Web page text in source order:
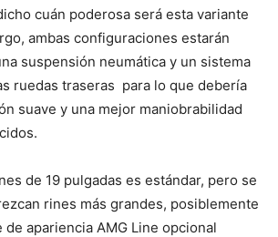
cuán poderosa será esta variante
ambas configuraciones estarán
suspensión neumática y un sistema
ruedas traseras para lo que debería
suave y una mejor maniobrabilidad
de 19 pulgadas es estándar, pero se
rines más grandes, posiblemente
apariencia AMG Line opcional